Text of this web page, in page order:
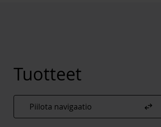
Tuotteet
Piilota navigaatio swap_horiz